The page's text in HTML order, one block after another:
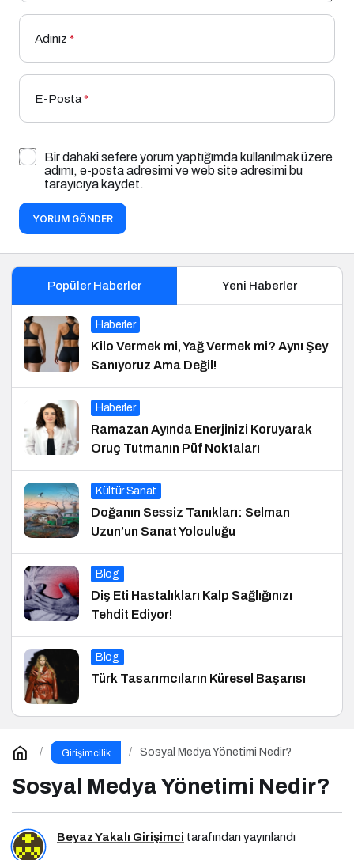
Adınız *
E-Posta*
Bir dahaki sefere yorum yaptığımda kullanılmak üzere
adımı, e-posta adresimi ve web site adresimi bu
tarayıcıya kaydet.
YORUM GÖNDER
Popüler Haberler Yeni Haberler
Haberler
Kilo Vermek mi, Yağ Vermek mi? Aynı Şey
Sanıyoruz Ama Değil!
Haberler
Ramazan Ayında Enerjinizi Koruyarak
Oruç Tutmanın Püf Noktaları
Kültür Sanat
Doğanın Sessiz Tanıkları: Selman
Uzun’un Sanat Yolculuğu
Blog
Diş Eti Hastalıkları Kalp Sağlığınızı
Tehdit Ediyor!
Blog
Türk Tasarımcıların Küresel Başarısı
Girişimcilik Sosyal Medya Yönetimi Nedir?
Sosyal Medya Yönetimi Nedir?
Beyaz Yakalı Girişimci tarafından yayınlandı